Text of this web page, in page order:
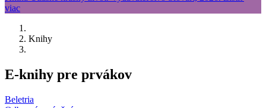
Knihy
E-knihy pre prvákov
Beletria